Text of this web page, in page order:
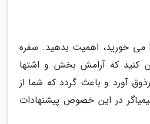
خورید، اهمیت بدهید. سفره
کنید که آرامش بخش و اشتها
آورد و باعث گردد که شما از
در این خصوص پیشنهادات